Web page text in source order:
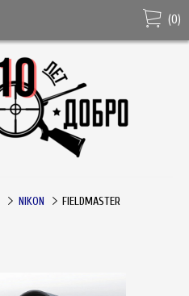
(0)
NIKON FIELDMASTER